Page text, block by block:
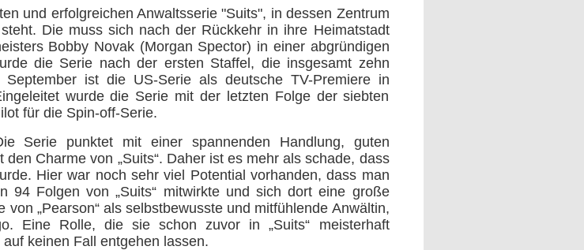
und erfolgreichen Anwaltsserie "Suits", in dessen Zentrum
Die muss sich nach der Rückkehr in ihre Heimatstadt
Bobby Novak (Morgan Spector) in einer abgründigen
die Serie nach der ersten Staffel, die insgesamt zehn
ist die US-Serie als deutsche TV-Premiere in
wurde die Serie mit der letzten Folge der siebten
für die Spin-off-Serie.
Serie punktet mit einer spannenden Handlung, guten
Charme von „Suits“. Daher ist es mehr als schade, dass
Hier war noch sehr viel Potential vorhanden, dass man
94 Folgen von „Suits“ mitwirkte und sich dort eine große
„Pearson“ als selbstbewusste und mitfühlende Anwältin,
Eine Rolle, die sie schon zuvor in „Suits“ meisterhaft
keinen Fall entgehen lassen.